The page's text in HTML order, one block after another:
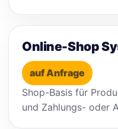
Online-Shop
auf Anfrage
Shop-Basis für
und Zahlungs- oder